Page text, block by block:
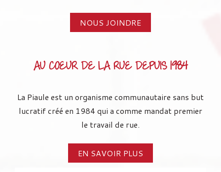
NOUS JOINDRE
AU COEUR DE LA RUE DEPUIS 1984
La Piaule est un organisme communautaire sans but
lucratif créé en 1984 qui a comme mandat premier
le travail de rue.
EN SAVOIR PLUS